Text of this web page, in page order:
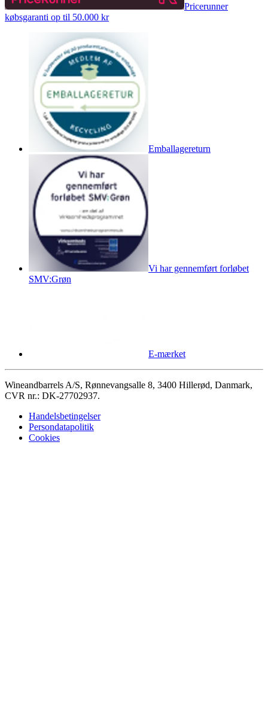
Pricerunner
købsgaranti op til 50.000 kr
Emballagereturn
Vi har gennemført forløbet
SMV:Grøn
E-mærket
Wineandbarrels A/S, Rønnevangsalle 8, 3400 Hillerød, Danmark,
CVR nr.: DK-27702937.
Handelsbetingelser
Persondatapolitik
Cookies